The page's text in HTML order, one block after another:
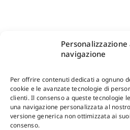
Personalizzazione
navigazione
Per offrire contenuti dedicati a ognuno
cookie e le avanzate tecnologie di
clienti. Il consenso a queste tecnologie
una navigazione personalizzata al
versione generica non ottimizzata ai
consenso.
Shop Gangemi Editore-Pagamenti